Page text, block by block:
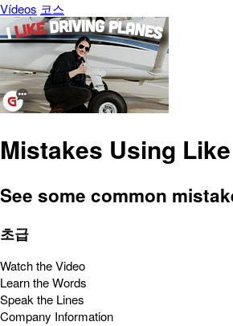
Vídeos 코스
Mistakes Using Like
See some common
초급
Watch the Video
Learn the Words
Speak the Lines
Company Information